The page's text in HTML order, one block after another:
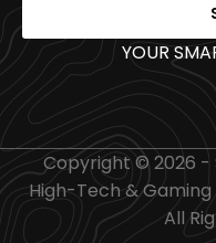
YOUR
Copyright © 2026 -
High-Tech &
All